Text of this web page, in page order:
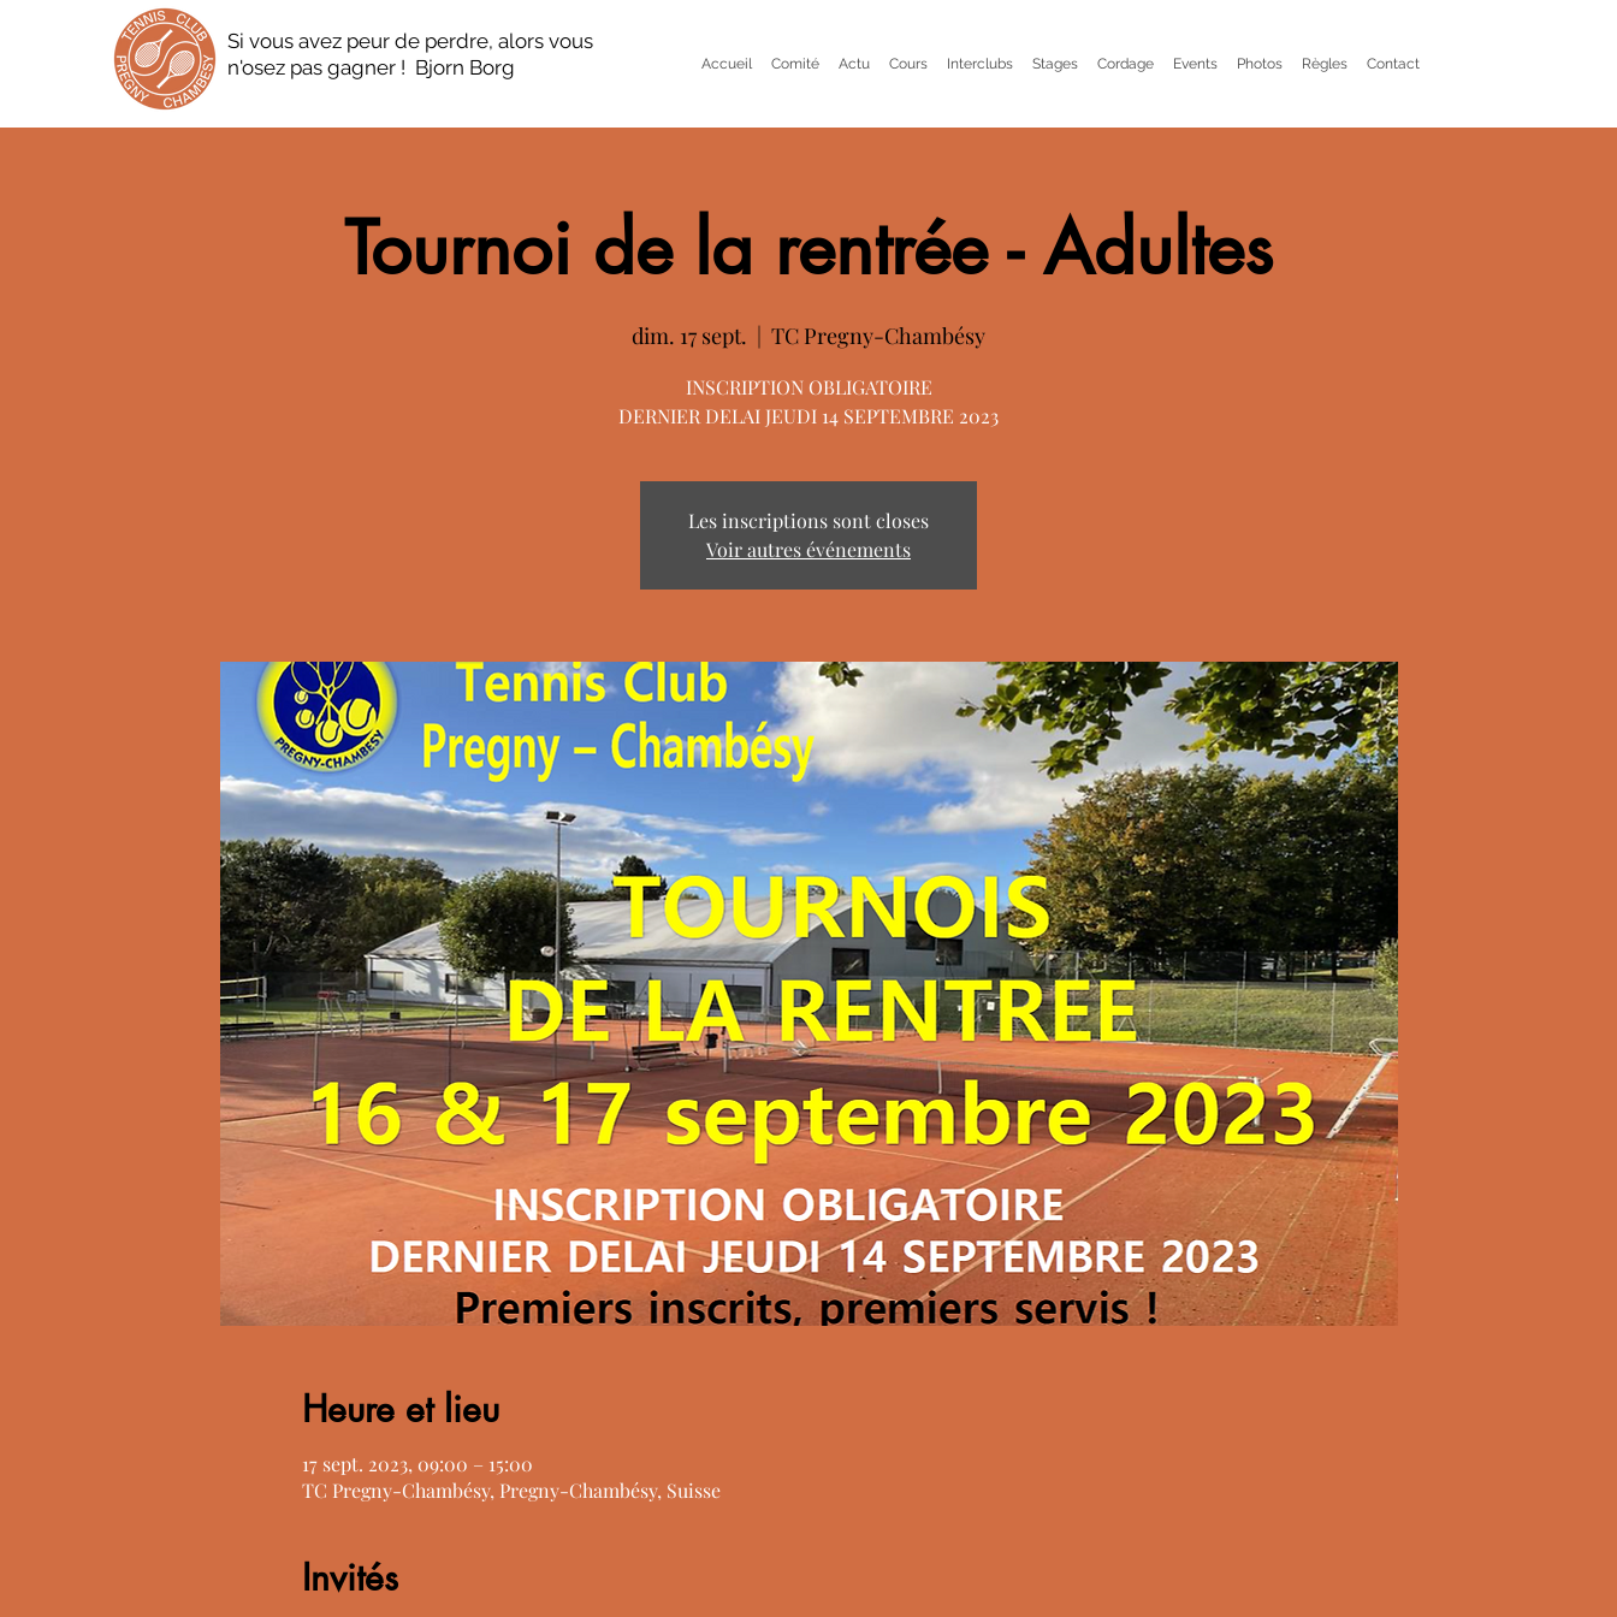
Si vous avez peur de perdre, alors vous
n'osez pas gagner ! Bjorn Borg
Accueil Comité Actu Cours Interclubs Stages Cordage Events Photos Règles Contact
Tournoi de la rentrée - Adultes
dim. 17 sept.
  |
TC Pregny-Chambésy
INSCRIPTION OBLIGATOIRE
DERNIER DELAI JEUDI 14 SEPTEMBRE 2023
Les inscriptions sont closes
Voir autres événements
Heure et lieu
17 sept. 2023, 09:00 – 15:00
TC Pregny-Chambésy, Pregny-Chambésy, Suisse
Invités